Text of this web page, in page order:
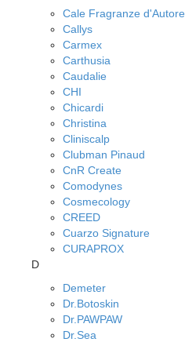
Cale Fragranze d'Autore
Callys
Carmex
Carthusia
Caudalie
CHI
Chicardi
Christina
Cliniscalp
Clubman Pinaud
CnR Create
Comodynes
Cosmecology
CREED
Cuarzo Signature
CURAPROX
D
Demeter
Dr.Botoskin
Dr.PAWPAW
Dr.Sea